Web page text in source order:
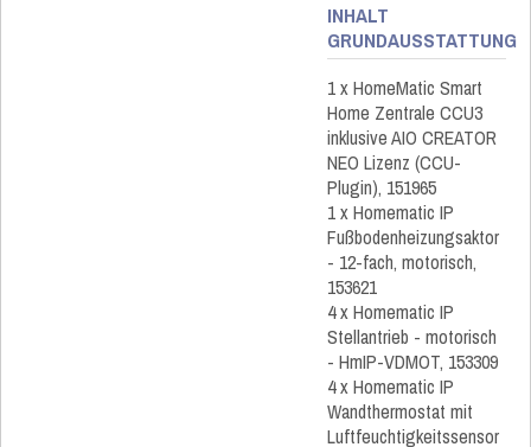
INHALT
GRUNDAUSSTATTUNG
1 x HomeMatic Smart
Home Zentrale CCU3
inklusive AIO CREATOR
NEO Lizenz (CCU-
Plugin), 151965
1 x Homematic IP
Fußbodenheizungsaktor
- 12-fach, motorisch,
153621
4 x Homematic IP
Stellantrieb - motorisch
- HmIP-VDMOT, 153309
4 x Homematic IP
Wandthermostat mit
Luftfeuchtigkeitssensor